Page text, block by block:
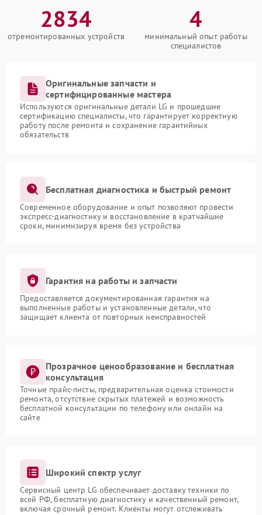
2834
отремонтированных устройств
4
минимальный опыт работы
специалистов
Оригинальные запчасти и
сертифицированные мастера
Используются оригинальные детали LG и прошедшие
сертификацию специалисты, что гарантирует корректную
работу после ремонта и сохранение гарантийных
обязательств
Бесплатная диагностика и быстрый ремонт
Современное оборудование и опыт позволяют провести
экспресс-диагностику и восстановление в кратчайшие
сроки, минимизируя время без устройства
Гарантия на работы и запчасти
Предоставляется документированная гарантия на
выполненные работы и установленные детали, что
защищает клиента от повторных неисправностей
Прозрачное ценообразование и бесплатная
консультация
Точные прайс-листы, предварительная оценка стоимости
ремонта, отсутствие скрытых платежей и возможность
бесплатной консультации по телефону или онлайн на
сайте
Широкий спектр услуг
Сервисный центр LG обеспечивает доставку техники по
всей РФ, бесплатную диагностику и качественный ремонт,
включая срочный ремонт. Клиенты могут отслеживать